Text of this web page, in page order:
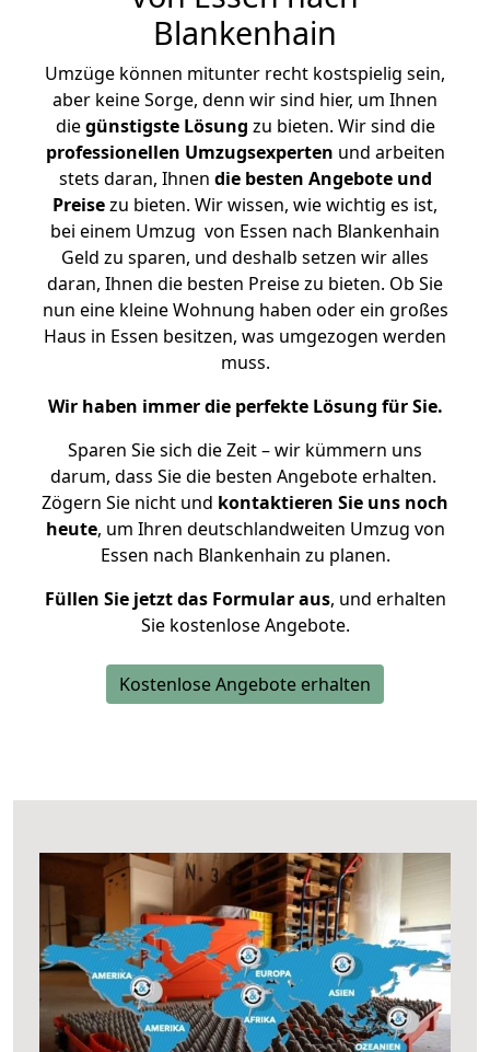
Blankenhain
Umzüge können mitunter recht kostspielig sein,
aber keine Sorge, denn wir sind hier, um Ihnen
diegünstigste Lösung zu bieten. Wir sind die
professionellen Umzugsexperten und arbeiten
stets daran, Ihnen die besten Angebote und
Preisezu bieten. Wir wissen, wie wichtig es ist,
bei einem Umzug von Essen nach Blankenhain
Geld zu sparen, und deshalb setzen wir alles
daran, Ihnen die besten Preise zu bieten. Ob Sie
nun eine kleine Wohnung haben oder ein großes
Haus in Essen besitzen, was umgezogen werden
muss.
Wir haben immer die perfekte Lösung für Sie.
Sparen Sie sich die Zeit – wir kümmern uns
darum, dass Sie die besten Angebote erhalten.
Zögern Sie nicht und kontaktieren Sie uns noch
heute, um Ihren deutschlandweiten Umzug von
Essen nach Blankenhain zu planen.
Füllen Sie jetzt das Formular aus, und erhalten
Sie kostenlose Angebote.
Kostenlose Angebote erhalten